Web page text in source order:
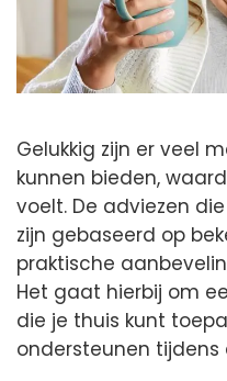
Gelukkig zijn er veel
kunnen bieden,
voelt. De adviezen
zijn gebaseerd op
praktische
Het gaat hierbij om
die je thuis kunt
ondersteunen tijdens